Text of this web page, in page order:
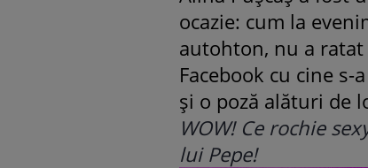
ocazie: cum la
autohton, nu a ratat
Facebook cu cine
şi o poză alături de
WOW! Ce rochie
lui Pepe!